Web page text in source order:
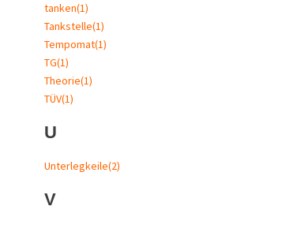
tanken(1)
Tankstelle(1)
Tempomat(1)
TG(1)
Theorie(1)
TÜV(1)
U
Unterlegkeile(2)
V